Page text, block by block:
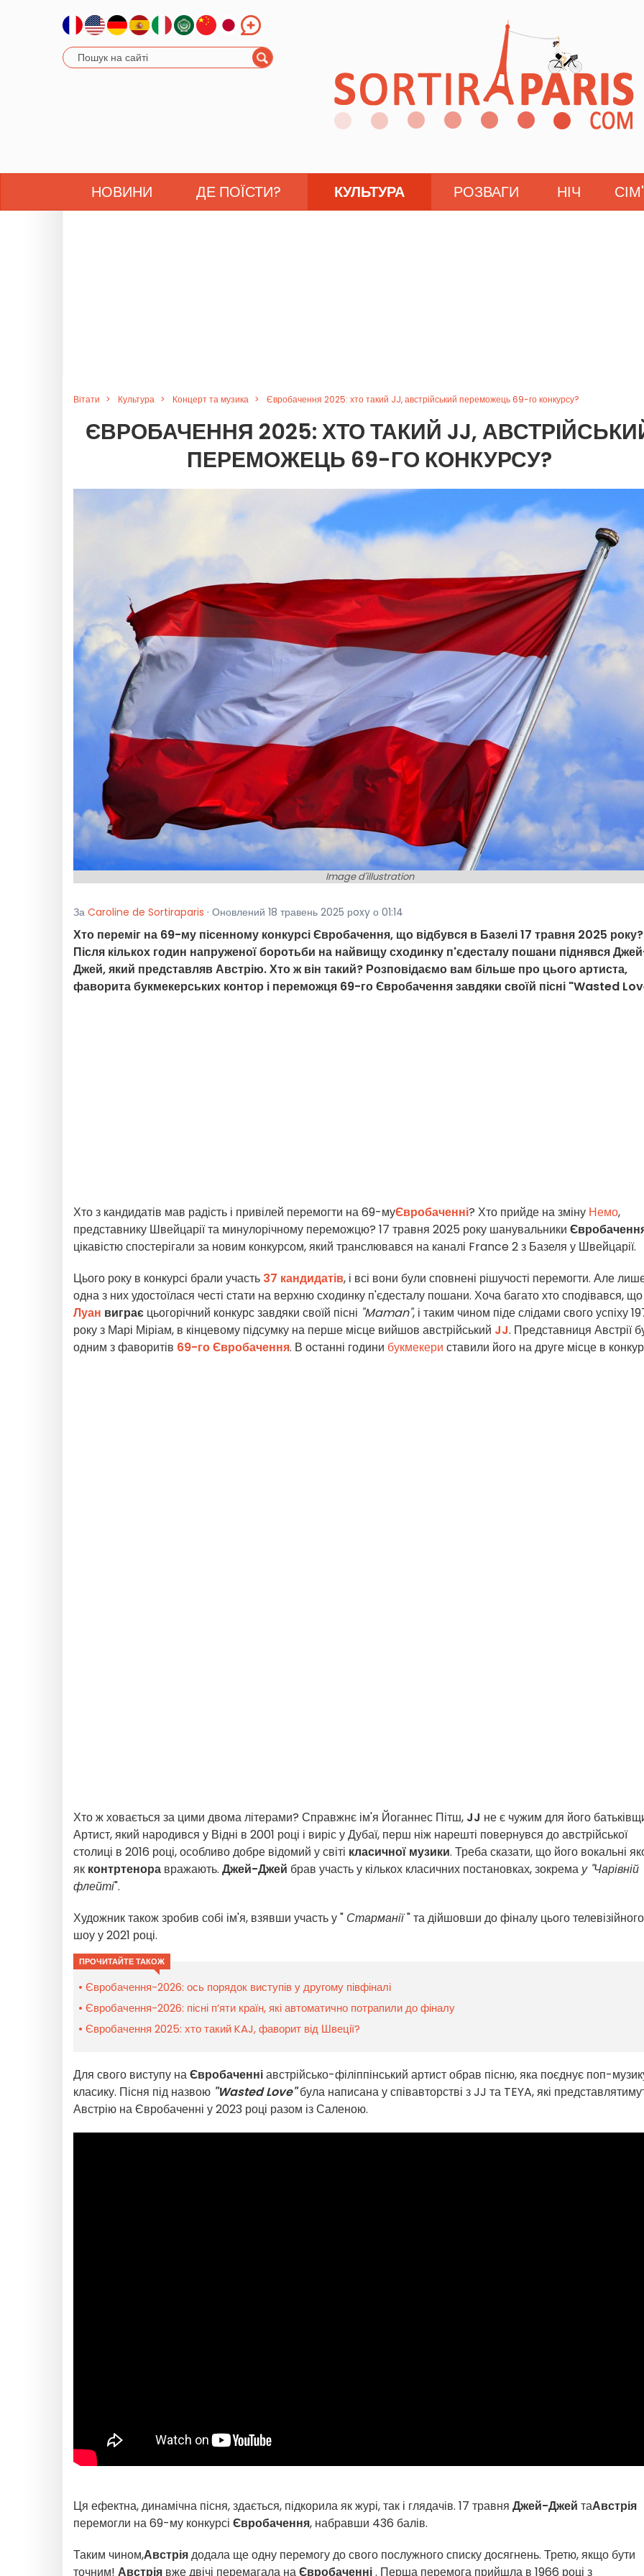
НОВИНИ ДЕ ПОЇСТИ? КУЛЬТУРА РОЗВАГИ НІЧ
Вітати Культура Концерт та музика Євробачення 2025: хто такий JJ, австрійський переможець 69-го конкурсу?
ЄВРОБАЧЕННЯ 2025: ХТО ТАКИЙ JJ,
ПЕРЕМОЖЕЦЬ 69-ГО КОНКУРСУ?
Image d'illustration
За Caroline de Sortiraparis · Оновлений 18 травень 2025 рoxy о 01:14
Хто переміг на 69-му пісенному конкурсі Євробачення, що відбувся в Базелі 17 травня 2025 року?
Після кількох годин напруженої боротьби на найвищу сходинку п'єдесталу пошани піднявся
Джей, який представляв Австрію. Хто ж він такий? Розповідаємо вам більше про цього артиста,
фаворита букмекерських контор і переможця 69-го Євробачення завдяки своїй пісні "Wasted
Хто з кандидатів мав радість і привілей перемогти на 69-муЄвробаченні? Хто прийде на зміну Немо,
представнику Швейцарії та минулорічному переможцю? 17 травня 2025 року шанувальники
цікавістю спостерігали за новим конкурсом, який транслювався на каналі France 2 з Базеля у Швейцарії.
Цього року в конкурсі брали участь 37 кандидатів, і всі вони були сповнені рішучості перемогти. Але
одна з них удостоїлася честі стати на верхню сходинку п'єдесталу пошани. Хоча багато хто сподівався, що
Луан виграє цьогорічний конкурс завдяки своїй пісні "Maman", і таким чином піде слідами свого успіху
року з Марі Міріам, в кінцевому підсумку на перше місце вийшов австрійський JJ. Представниця Австрії
одним з фаворитів 69-го Євробачення. В останні години букмекери ставили його на друге місце в
Хто ж ховається за цими двома літерами? Справжнє ім'я Йоганнес Пітш, JJ не є чужим для його
Артист, який народився у Відні в 2001 році і виріс у Дубаї, перш ніж нарешті повернувся до австрійської
столиці в 2016 році, особливо добре відомий у світі класичної музики. Треба сказати, що його вокальні
як контртенора вражають. Джей-Джей брав участь у кількох класичних постановках, зокрема у "Чарівній
флейті".
Художник також зробив собі ім'я, взявши участь у " Старманії" та дійшовши до фіналу цього телевізійного
шоу у 2021 році.
ПРОЧИТАЙТЕ ТАКОЖ
Євробачення-2026: ось порядок виступів у другому півфіналі
Євробачення-2026: пісні п’яти країн, які автоматично потрапили до фіналу
Євробачення 2025: хто такий KAJ, фаворит від Швеції?
Для свого виступу наЄвробаченніавстрійсько-філіппінський артист обрав пісню, яка поєднує поп-
класику. Пісня під назвою "Wasted Love"була написана у співавторстві з JJ та TEYA, які
Австрію на Євробаченні у 2023 році разом із Саленою.
Ця ефектна, динамічна пісня, здається, підкорила як журі, так і глядачів. 17 травня Джей-Джей таАвстрія
перемогли на 69-му конкурсі Євробачення, набравши 436 балів.
Таким чином,Австріядодала ще одну перемогу до свого послужного списку досягнень. Третю, якщо бути
точним! Австрія вже двічі перемагала наЄвробаченні. Перша перемога прийшла в 1966 році з